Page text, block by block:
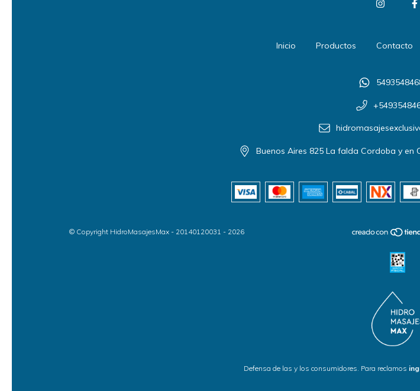
Inicio Productos Contacto
Buenos Aires 825 La falda Cordoba y en
© Copyright HidroMasajesMax - 20140120031 - 2026
Defensa de las y los consumidores. Para reclamos